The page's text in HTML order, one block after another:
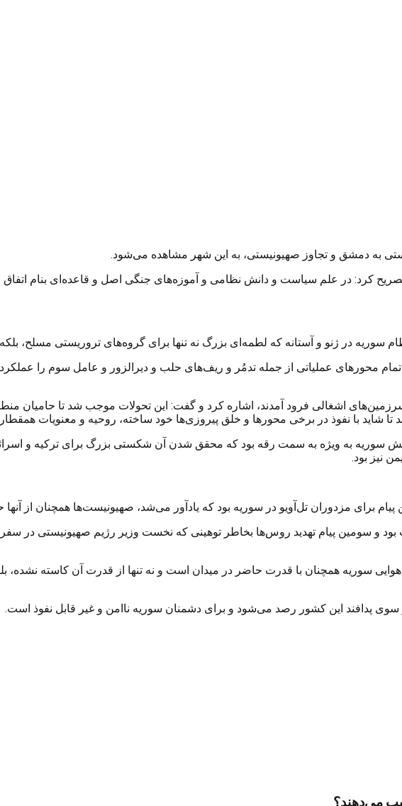
به دمشق و تجاوز صهیونیستی، به این شهر مشاهده می‌شود.
کرد: در علم سیاست و دانش نظامی و آموزه‌های جنگی اصل و قاعده‌ای بنام اتفاق
سوریه در ژنو و آستانه که لطمه‌ای بزرگ نه تنها برای گروه‌های تروریستی مسلح،
محورهای عملیاتی از جمله تدمُر و ریف‌های حلب و دیرالزور و عامل سوم را
اشغالی فرود آمدند، اشاره کرد و گفت: این تحولات موجب شد تا حامیان
با نفوذ در برخی محورها و خلق پیروزی‌ها خود ساخته، روحیه و معنویات
سوریه به ویژه به سمت رقه بود که محقق شدن آن شکستی بزرگ برای ترکیه و
نیز بود.
برای مزدوران تل‌آویو در سوریه بود که یادآور می‌شد، صهیونیست‌ها همچنان از
بود و سومین پیام تهدید روس‌ها بخاطر توهینی که نخست وزیر رژیم صهیونیستی در
سوریه همچنان با قدرت حاضر در میدان است و نه تنها از قدرت آن کاسته نشده،
پدافند این کشور رصد می‌شود و برای دشمنان سوریه ناامن و غیر قابل نفوذ است.
می‌دهند؟